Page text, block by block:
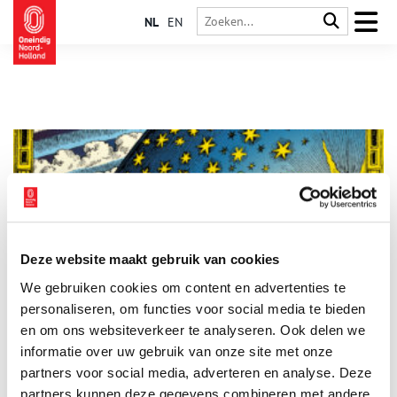
Deze website maakt gebruik van cookies
We gebruiken cookies om content en advertenties te
personaliseren, om functies voor social media te bieden
en om ons websiteverkeer te analyseren. Ook delen we
informatie over uw gebruik van onze site met onze
partners voor social media, adverteren en analyse. Deze
partners kunnen deze gegevens combineren met andere
NL EN
De aarde als platte schijf – het klinkt als
samenzweringstheorie, maar dit idee zit verrassend diep
geworteld in de menselijke geschiedenis. Ondanks vroege
pogingen van oud-Griekse en middeleeuwse wetenschappers
om de bolvorm aan te tonen, heeft het nog honderden jaren
geduurd voordat dit inzicht het grote publiek bereikte.
Tegenwoordig zien we zelfs weer een opleving van de platte